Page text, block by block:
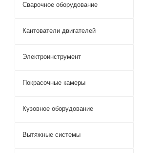
Сварочное оборудование
Кантователи двигателей
Электроинструмент
Покрасочные камеры
Кузовное оборудование
Вытяжные системы